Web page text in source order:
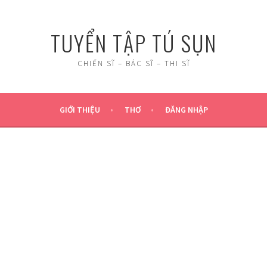
TUYỂN TẬP TÚ SỤN
CHIẾN SĨ – BÁC SĨ – THI SĨ
GIỚI THIỆU THƠ ĐĂNG NHẬP